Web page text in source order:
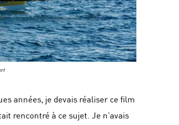
années, je devais réaliser ce film
rencontré à ce sujet. Je n’avais